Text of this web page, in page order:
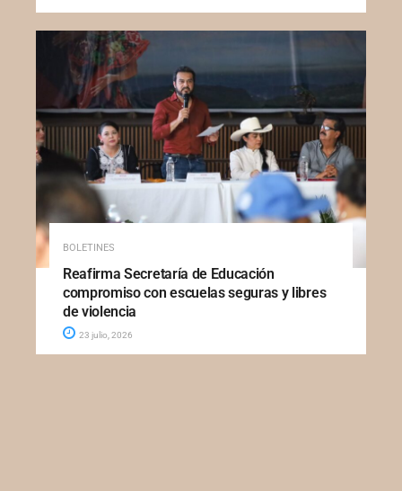
BOLETINES
Reafirma Secretaría de Educación
compromiso con escuelas seguras y libres
de violencia
23 julio, 2026